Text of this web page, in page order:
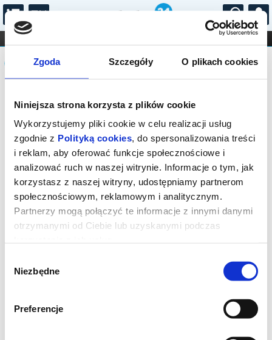
Zgoda Szczegóły O plikach cookies
Niniejsza strona korzysta z plików cookie
Wykorzystujemy pliki cookie w celu realizacji usług
zgodnie z Polityką cookies, do spersonalizowania treści
i reklam, aby oferować funkcje społecznościowe i
analizować ruch w naszej witrynie. Informacje o tym, jak
korzystasz z naszej witryny, udostępniamy partnerom
społecznościowym, reklamowym i analitycznym.
Partnerzy mogą połączyć te informacje z innymi danymi
otrzymanymi od Ciebie lub uzyskanymi podczas
zgody
Niezbędne
Preferencje
...
FILHARMONIA OPERA I BALET
STAND-UP
DLA DZIECI
Komunikat
Sprzedaż on-line została zakończona,
sprawdź dostępność biletów w kasach
instytucji.